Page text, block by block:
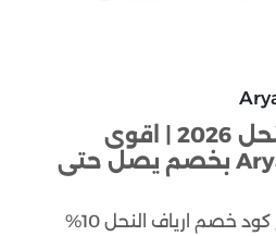
كود خصم ارياف النحل 2026 | اقوى
كوبونات Aryaf Alnahl بخصم يصل حتى
لا تفوّت فرصة التوفير مع كود خصم ارياف النحل 10%